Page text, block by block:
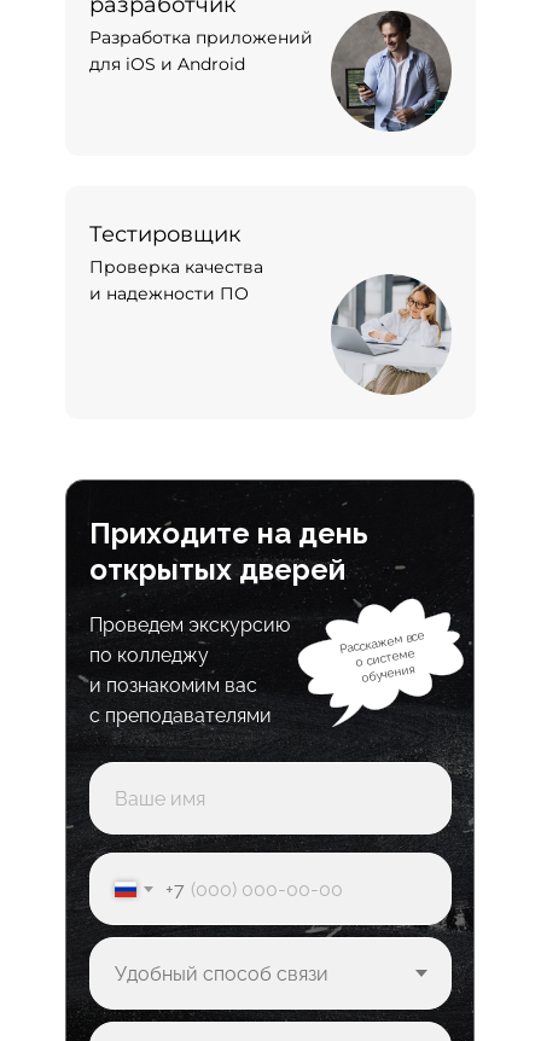
Разработка приложений
для iOS и Android
Тестировщик
Проверка качества
и надежности ПО
Приходите на день
открытых дверей
Проведем экскурсию
по колледжу
и познакомим вас
с преподавателями
Расскажем все
о системе
обучения
+7